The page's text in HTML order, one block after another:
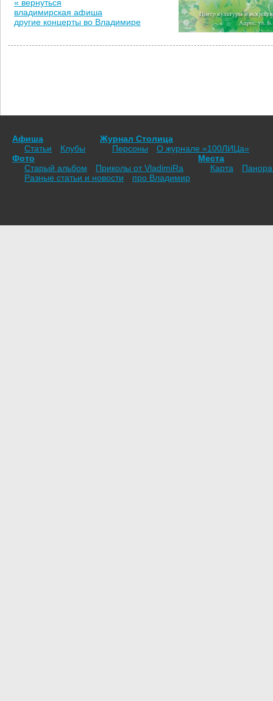
« вернуться
владимирская афиша
другие концерты во Владимире
Афиша
Статьи
Клубы
Журнал Столица
Персоны
О журнале «100ЛИЦа»
Фото
Старый альбом
Приколы от VladimiRа
Места
Карта
Разные статьи и новости
про Владимир